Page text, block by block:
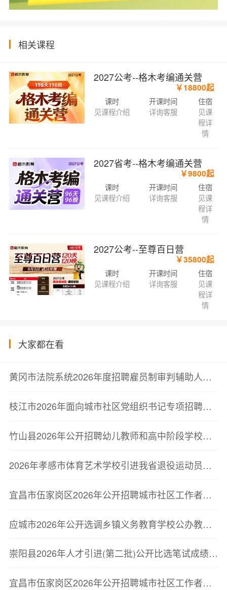
相关课程
2027公考--格木考编通关营
￥18800起
课时
见课程介绍
开课时间
详询客服
住宿
见课
程详
情
2027省考--格木考编通关营
￥9800起
课时
见课程介绍
开课时间
详询客服
住宿
见课
程详
情
2027公考--至尊百日营
￥35800起
课时
见课程介绍
开课时间
详询客服
住宿
见课
程详
情
大家都在看
黄冈市法院系统2026年度招聘雇员制审判辅助人员职业技能测试公告
枝江市2026年面向城市社区党组织书记专项招聘事业单位工作人员面试成绩公告
竹山县2026年公开招聘幼儿教师和高中阶段学校教师面试成绩及总成绩公告
2026年孝感市体育艺术学校引进我省退役运动员面试公告
宜昌市伍家岗区2026年公开招聘城市社区工作者笔试成绩及最低合格分数线公告
应城市2026年公开选调乡镇义务教育学校公办教师到城区学校任教成绩及排名公告
崇阳县2026年人才引进(第二批)公开比选笔试成绩公告
宜昌市伍家岗区2026年公开招聘城市社区工作者笔试成绩及最低合格分数线公告